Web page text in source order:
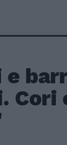
Cori